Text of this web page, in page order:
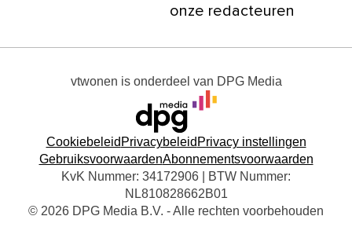
onze redacteuren
vtwonen is onderdeel van DPG Media
Cookiebeleid Privacybeleid Privacy instellingen
GebruiksvoorwaardenAbonnementsvoorwaarden
KvK Nummer: 34172906 | BTW Nummer:
NL810828662B01
© 2026 DPG Media B.V. - Alle rechten voorbehouden